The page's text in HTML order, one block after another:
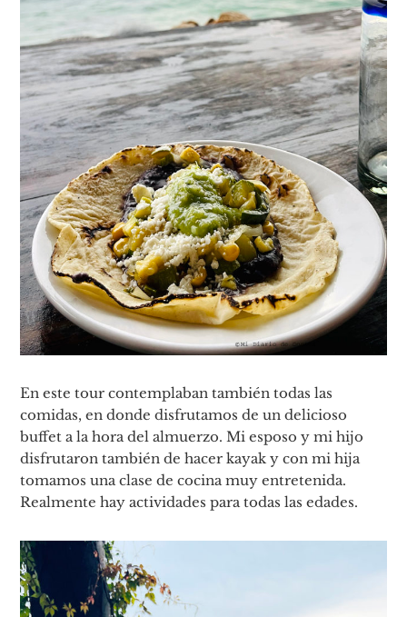
En este tour contemplaban también todas las
comidas, en donde disfrutamos de un delicioso
buffet a la hora del almuerzo. Mi esposo y mi hijo
disfrutaron también de hacer kayak y con mi hija
tomamos una clase de cocina muy entretenida.
Realmente hay actividades para todas las edades.